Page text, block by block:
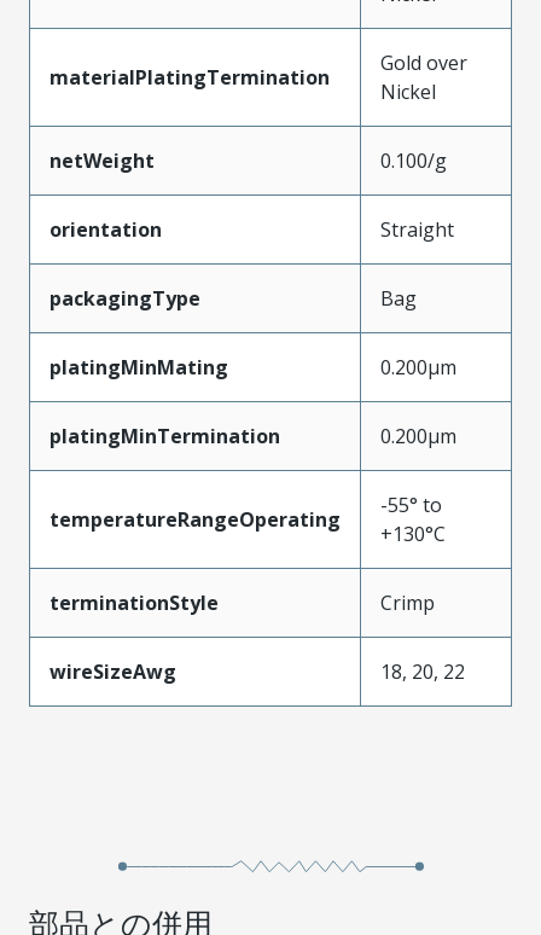
materialPlatingTermination
Gold over
Nickel
netWeight 0.100/g
orientation Straight
packagingType Bag
platingMinMating 0.200µm
platingMinTermination 0.200µm
temperatureRangeOperating
-55° to
+130°C
terminationStyle Crimp
wireSizeAwg 18, 20, 22
部品との併用